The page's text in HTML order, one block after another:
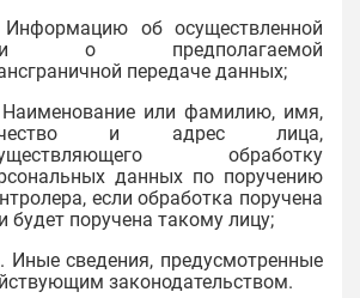
Информацию об осуществленной
о предполагаемой
передаче данных;
Наименование или фамилию, имя,
и адрес лица,
обработку
данных по поручению
если обработка поручена
будет поручена такому лицу;
Иные сведения, предусмотренные
законодательством.